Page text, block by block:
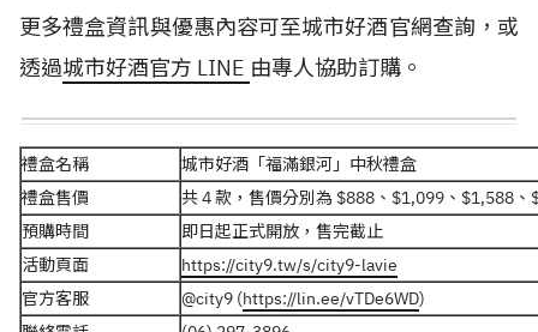
更多禮盒資訊與優惠內容可至城市好酒官網查詢，或
透過城市好酒官方 LINE 由專人協助訂購。
禮盒名稱
城市好酒「福滿銀河」中秋禮盒
禮盒售價
共 4 款，售價分別為 $888、$1,099、$1,588、
預購時間
即日起正式開放，售完截止
活動頁面
https://city9.tw/s/city9-lavie
官方客服
@city9 (https://lin.ee/vTDe6WD)